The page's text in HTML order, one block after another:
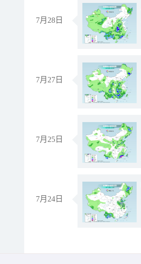
7月28日
7月27日
7月25日
7月24日